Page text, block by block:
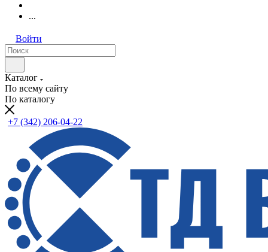
...
Войти
Каталог
По всему сайту
По каталогу
+7 (342) 206-04-22